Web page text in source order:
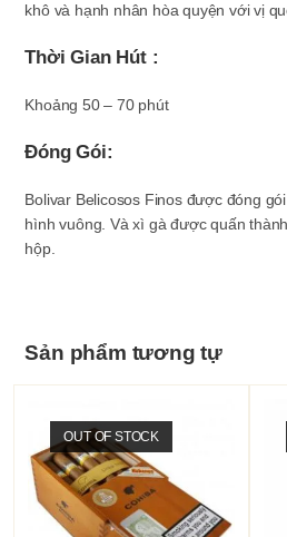
khô và hạnh nhân hòa quyện với vị
Thời Gian Hút :
Khoảng 50 – 70 phút
Đóng Gói:
Bolivar Belicosos Finos được đóng
hình vuông. Và xì gà được quấn
hộp.
Sản phẩm tương tự
OUT OF STOCK